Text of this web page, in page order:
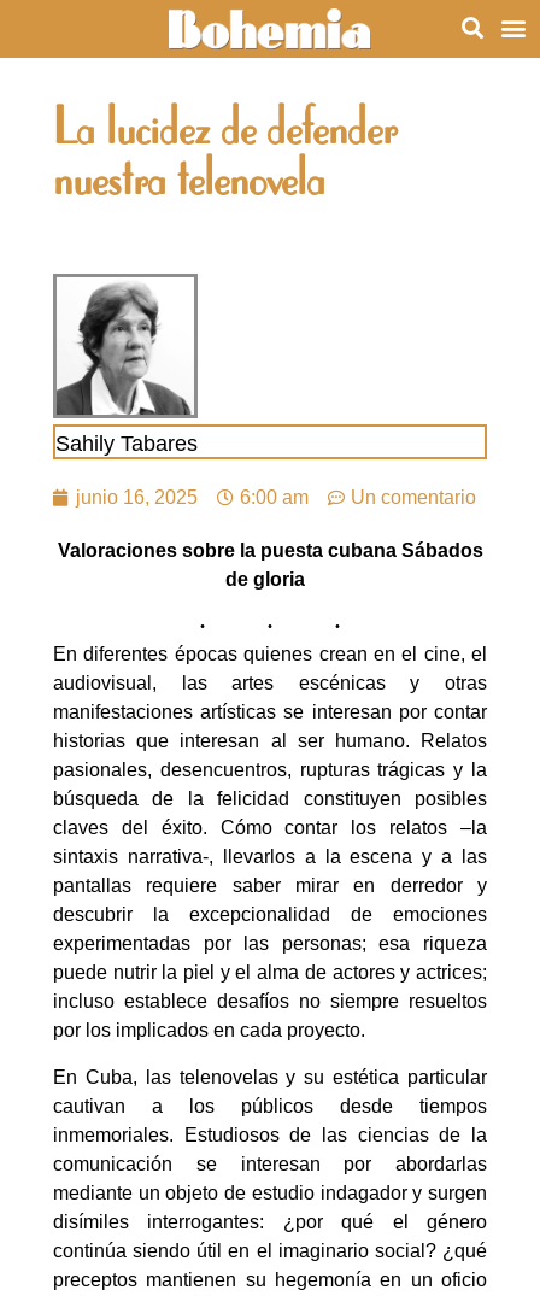
La lucidez de defender
nuestra telenovela
Sahily Tabares
junio 16, 2025 6:00 am Un comentario
Valoraciones sobre la puesta cubana Sábados
de gloria
En diferentes épocas quienes crean en el cine, el
audiovisual, las artes escénicas y otras
manifestaciones artísticas se interesan por contar
historias que interesan al ser humano. Relatos
pasionales, desencuentros, rupturas trágicas y la
búsqueda de la felicidad constituyen posibles
claves del éxito. Cómo contar los relatos –la
sintaxis narrativa-, llevarlos a la escena y a las
pantallas requiere saber mirar en derredor y
descubrir la excepcionalidad de emociones
experimentadas por las personas; esa riqueza
puede nutrir la piel y el alma de actores y actrices;
incluso establece desafíos no siempre resueltos
por los implicados en cada proyecto.
En Cuba, las telenovelas y su estética particular
cautivan a los públicos desde tiempos
inmemoriales. Estudiosos de las ciencias de la
comunicación se interesan por abordarlas
mediante un objeto de estudio indagador y surgen
disímiles interrogantes: ¿por qué el género
continúa siendo útil en el imaginario social? ¿qué
preceptos mantienen su hegemonía en un oficio